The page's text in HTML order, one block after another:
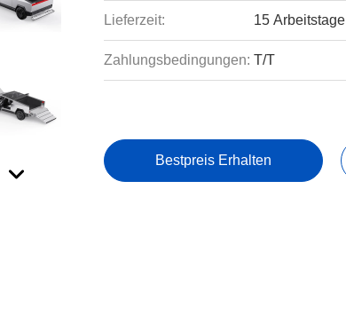
Lieferzeit: 15 Arbeitstage
Zahlungsbedingungen: T/T
Bestpreis Erhalten